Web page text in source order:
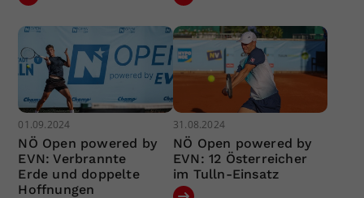
01.09.2024
NÖ Open powered by
EVN: Verbrannte
Erde und doppelte
Hoffnungen
31.08.2024
NÖ Open powered by
EVN: 12 Österreicher
im Tulln-Einsatz